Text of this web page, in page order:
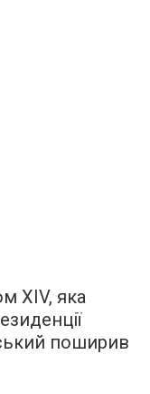
XIV, яка
поширив